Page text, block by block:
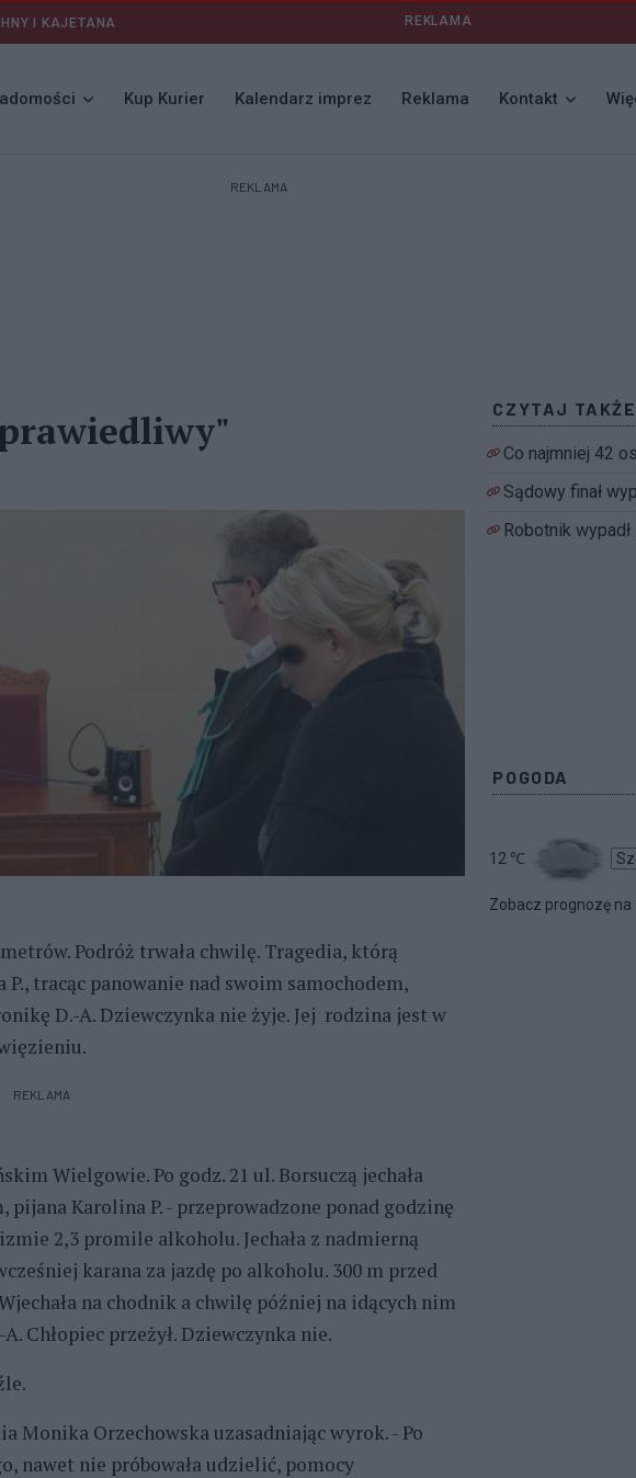
I KAJETANA REKLAMA
Kup Kurier Kalendarz imprez Reklama Kontakt
REKLAMA
Podróż trwała chwilę. Tragedia, którą
tracąc panowanie nad swoim samochodem,
D.-A. Dziewczynka nie żyje. Jej rodzina jest w
REKLAMA
Wielgowie. Po godz. 21 ul. Borsuczą jechała
Karolina P. - przeprowadzone ponad godzinę
2,3 promile alkoholu. Jechała z nadmierną
karana za jazdę po alkoholu. 300 m przed
na chodnik a chwilę później na idących nim
Chłopiec przeżył. Dziewczynka nie.
Monika Orzechowska uzasadniając wyrok. - Po
nawet nie próbowała udzielić, pomocy
CZYTAJ TAKŻE
Co najmniej 42
Sądowy finał
Robotnik
POGODA
12 ℃
Zobacz prognozę na